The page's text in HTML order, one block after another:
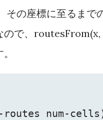
その座標に至るまで
ので、
num-